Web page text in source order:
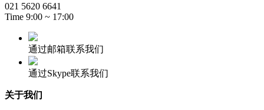
021 5620 6641
Time 9:00 ~ 17:00
通过邮箱联系我们
通过Skype联系我们
关于我们